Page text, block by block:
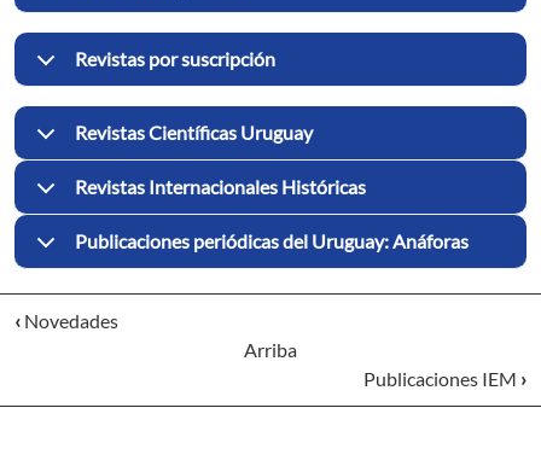
Revistas por suscripción
Revistas Científicas Uruguay
Revistas Internacionales Históricas
Publicaciones periódicas del Uruguay: Anáforas
‹ Novedades
Arriba
Publicaciones IEM ›